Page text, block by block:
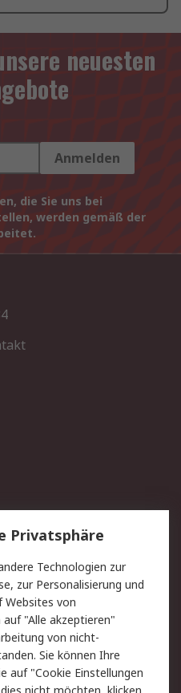
neuesten
Anmelden
die Sie uns bei
werden gemäß der
Lieferlösungen
Kontakt
Privatkunden
Datenschutz
Zahlungsbedingungen
Privatsphäre
Technologien zur
zur Personalisierung und
Websites von
"Alle akzeptieren"
von nicht-
Sie können Ihre
auf "Cookie Einstellungen